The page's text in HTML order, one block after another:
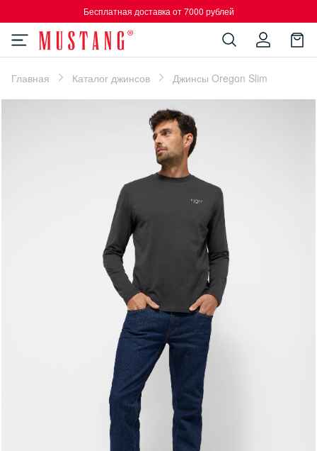
Бесплатная доставка от 7000 рублей
Главная Каталог джинсов Джинсы Oregon Slim